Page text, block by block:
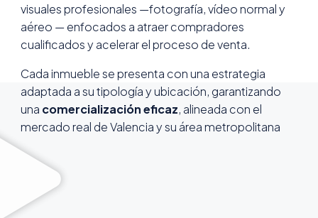
visuales profesionales —fotografía, vídeo normal y
aéreo — enfocados a atraer compradores
cualificados y acelerar el proceso de venta.
Cada inmueble se presenta con una estrategia
adaptada a su tipología y ubicación, garantizando
una comercialización eficaz, alineada con el
mercado real de Valencia y su área metropolitana